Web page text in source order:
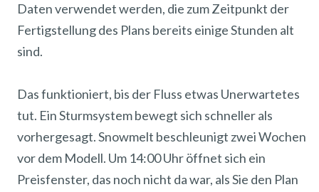
Daten verwendet werden, die zum Zeitpunkt der
Fertigstellung des Plans bereits einige Stunden alt
sind.
Das funktioniert, bis der Fluss etwas Unerwartetes
tut. Ein Sturmsystem bewegt sich schneller als
vorhergesagt. Snowmelt beschleunigt zwei Wochen
vor dem Modell. Um 14:00 Uhr öffnet sich ein
Preisfenster, das noch nicht da war, als Sie den Plan